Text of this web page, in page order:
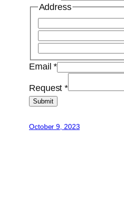
Address
Email*
Request*
Submit
October 9, 2023